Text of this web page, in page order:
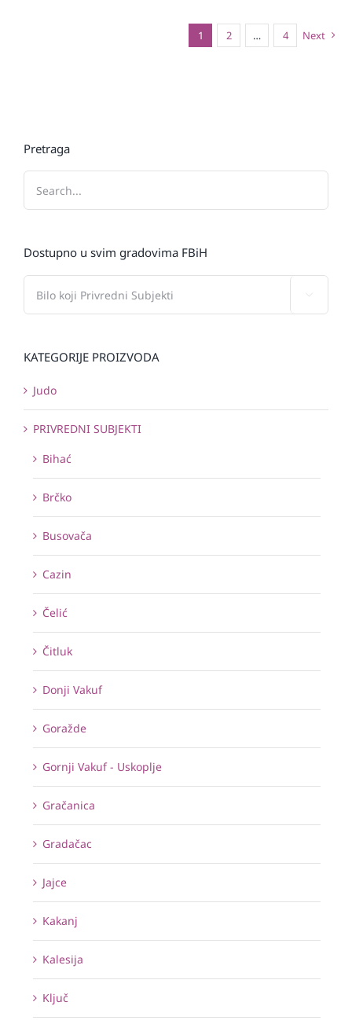
1 2 … 4 Next
Pretraga
Dostupno u svim gradovima FBiH
KATEGORIJE PROIZVODA
Judo
PRIVREDNI SUBJEKTI
Bihać
Brčko
Busovača
Cazin
Čelić
Čitluk
Donji Vakuf
Goražde
Gornji Vakuf - Uskoplje
Gračanica
Gradačac
Jajce
Kakanj
Kalesija
Ključ